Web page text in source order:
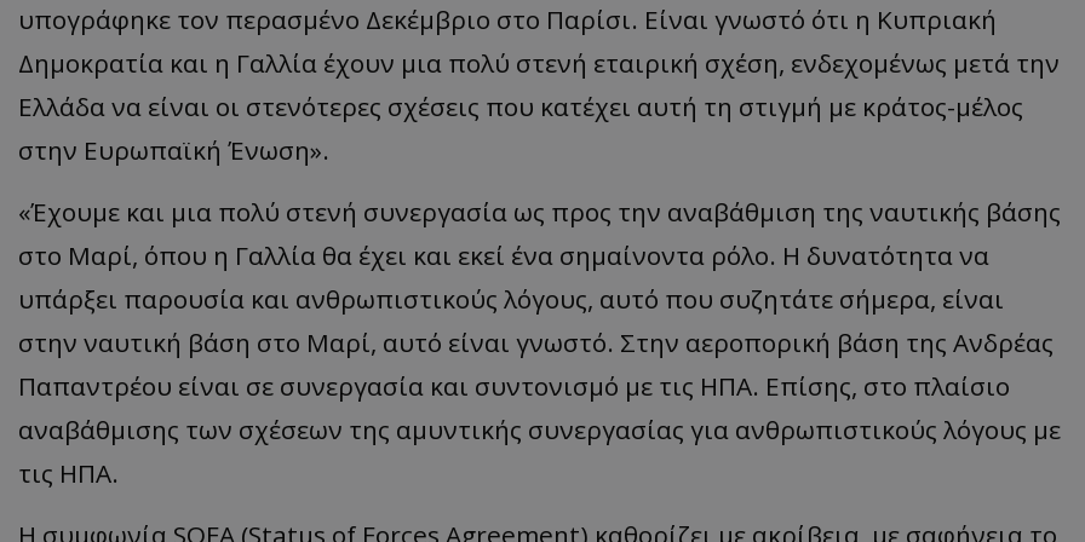
υπογράφηκε τον περασμένο Δεκέμβριο στο Παρίσι. Είναι γνωστό ότι η Κυπριακή
Δημοκρατία και η Γαλλία έχουν μια πολύ στενή εταιρική σχέση, ενδεχομένως μετά την
Ελλάδα να είναι οι στενότερες σχέσεις που κατέχει αυτή τη στιγμή με κράτος-μέλος
στην Ευρωπαϊκή Ένωση».
«Έχουμε και μια πολύ στενή συνεργασία ως προς την αναβάθμιση της ναυτικής βάσης
στο Μαρί, όπου η Γαλλία θα έχει και εκεί ένα σημαίνοντα ρόλο. Η δυνατότητα να
υπάρξει παρουσία και ανθρωπιστικούς λόγους, αυτό που συζητάτε σήμερα, είναι
στην ναυτική βάση στο Μαρί, αυτό είναι γνωστό. Στην αεροπορική βάση της Ανδρέας
Παπαντρέου είναι σε συνεργασία και συντονισμό με τις ΗΠΑ. Επίσης, στο πλαίσιο
αναβάθμισης των σχέσεων της αμυντικής συνεργασίας για ανθρωπιστικούς λόγους με
τις ΗΠΑ.
Η συμφωνία SOFA (Status of Forces Agreement) καθορίζει με ακρίβεια, με σαφήνεια το
και ρομπότ.
για τον
κάνει έγκυρες
τη χρήση του
ASP.NET_SessionId
Microsoft Corporation
lifenewscy.tothemaonline.com
συνεδρία
Αυτό το cookie
Doubleclick και
έχει δει ο
επισκεφθεί
msToken
.tiktok.com
1 εβδομάδα 3
μέρες
Αυτό το cookie
ασφάλειας,
χρήστες
εξασφαλισμένα
περιηγούνται
ιστοσελίδας ή
τις υπηρεσίες
CookieScriptConsent
CookieScript
www.tothemaonline.com
4 εβδομάδες
2 μέρες
Αυτό το cookie
από την
να λειτουργεί